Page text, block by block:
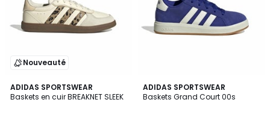
Nouveauté
ADIDAS SPORTSWEAR
Baskets en cuir BREAKNET SLEEK
ADIDAS SPORTSWEAR
Baskets Grand Court 00s
4,9
/ 5